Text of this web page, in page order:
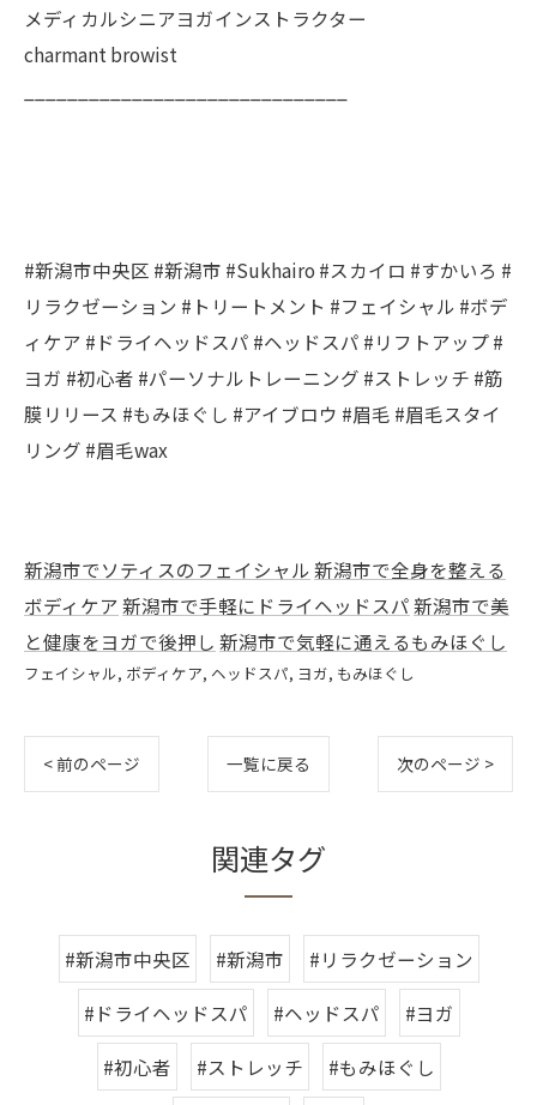
メディカルシニアヨガインストラクター
charmant browist
#新潟市中央区 #新潟市 #Sukhairo #スカイロ #すかいろ #
リラクゼーション #トリートメント #フェイシャル #ボデ
ィケア #ドライヘッドスパ #ヘッドスパ #リフトアップ #
ヨガ #初心者 #パーソナルトレーニング #ストレッチ #筋
膜リリース #もみほぐし #アイブロウ #眉毛 #眉毛スタイ
リング #眉毛wax
新潟市でソティスのフェイシャル新潟市で全身を整える
ボディケア新潟市で手軽にドライヘッドスパ新潟市で美
と健康をヨガで後押し 新潟市で気軽に通えるもみほぐし
フェイシャル ボディケア ヘッドスパ ヨガ もみほぐし
< 前のページ 一覧に戻る 次のページ >
関連タグ
#新潟市中央区 #新潟市 #リラクゼーション
#ドライヘッドスパ #ヘッドスパ #ヨガ
#初心者 #ストレッチ #もみほぐし